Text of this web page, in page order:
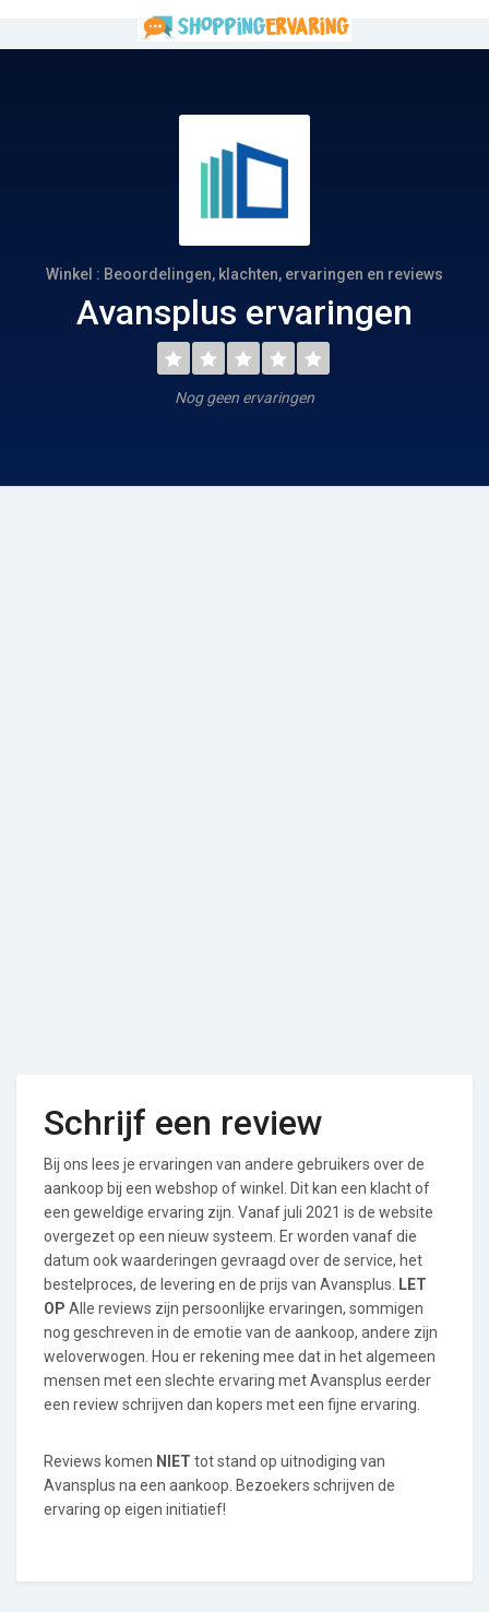
Winkel : Beoordelingen, klachten, ervaringen en reviews
Avansplus ervaringen
Nog geen ervaringen
Schrijf een review
Bij ons lees je ervaringen van andere gebruikers over de
aankoop bij een webshop of winkel. Dit kan een klacht of
een geweldige ervaring zijn. Vanaf juli 2021 is de website
overgezet op een nieuw systeem. Er worden vanaf die
datum ook waarderingen gevraagd over de service, het
bestelproces, de levering en de prijs van Avansplus.
LET
OP Alle reviews zijn persoonlijke ervaringen, sommigen
nog geschreven in de emotie van de aankoop, andere zijn
weloverwogen. Hou er rekening mee dat in het algemeen
mensen met een slechte ervaring met Avansplus eerder
een review schrijven dan kopers met een fijne ervaring.
Reviews komen NIET tot stand op uitnodiging van
Avansplus na een aankoop. Bezoekers schrijven de
ervaring op eigen initiatief!